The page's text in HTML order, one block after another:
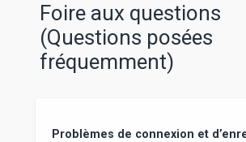
Foire aux questions
(Questions posées
fréquemment)
Problèmes de connexion et